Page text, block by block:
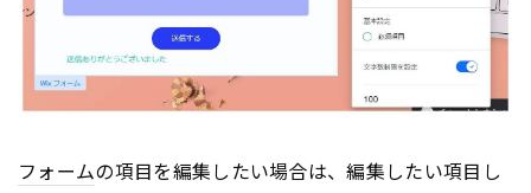
フォームの項目を編集したい場合は、編集したい項目し